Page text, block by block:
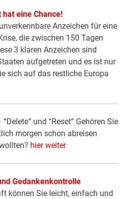
eine Chance!
Anzeichen für eine
die zwischen 150 Tagen
3 klaren Anzeichen sind
aufgetreten und es ist nur
sich auf das restliche Europa
“Delete” und “Reset” Gehören Sie
morgen schon abreisen
hier weiter
Gedankenkontrolle
können Sie leicht, einfach und